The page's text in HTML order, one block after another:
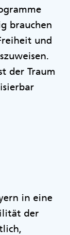
brauchen
und
der Traum
in eine
der